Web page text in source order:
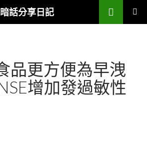
話分享日記
品更方便為早洩
增加發過敏性